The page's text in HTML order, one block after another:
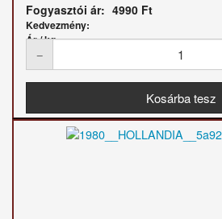
Fogyasztói ár: 4990 Ft
Kedvezmény:
Ár / kg: